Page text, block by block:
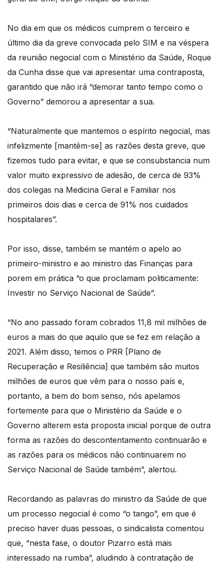
No dia em que os médicos cumprem o terceiro e
último dia da greve convocada pelo SIM e na véspera
da reunião negocial com o Ministério da Saúde, Roque
da Cunha disse que vai apresentar uma contraposta,
garantido que não irá “demorar tanto tempo como o
Governo” demorou a apresentar a sua.
“Naturalmente que mantemos o espírito negocial, mas
infelizmente [mantêm-se] as razões desta greve, que
fizemos tudo para evitar, e que se consubstancia num
valor muito expressivo de adesão, de cerca de 93%
dos colegas na Medicina Geral e Familiar nos
primeiros dois dias e cerca de 91% nos cuidados
hospitalares”.
Por isso, disse, também se mantém o apelo ao
primeiro-ministro e ao ministro das Finanças para
porem em prática “o que proclamam politicamente:
Investir no Serviço Nacional de Saúde”.
“No ano passado foram cobrados 11,8 mil milhões de
euros a mais do que aquilo que se fez em relação a
2021. Além disso, temos o PRR [Plano de
Recuperação e Resiliência] que também são muitos
milhões de euros que vêm para o nosso país e,
portanto, a bem do bom senso, nós apelamos
fortemente para que o Ministério da Saúde e o
Governo alterem esta proposta inicial porque de outra
forma as razões do descontentamento continuarão e
as razões para os médicos não continuarem no
Serviço Nacional de Saúde também”, alertou.
Recordando as palavras do ministro da Saúde de que
um processo negocial é como “o tango”, em que é
preciso haver duas pessoas, o sindicalista comentou
que, “nesta fase, o doutor Pizarro está mais
interessado na rumba”, aludindo à contratação de